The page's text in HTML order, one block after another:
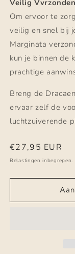
Veilig Vvrzonden
Om ervoor te
veilig en snel bij
Marginata
kun je binnen de
prachtige
Breng de
ervaar zelf de
luchtzuiverende
Normale
prijs
€27,95 EUR
Belastingen inbegrepen.